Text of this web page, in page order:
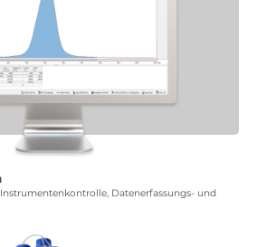
Datenerfassungs- und